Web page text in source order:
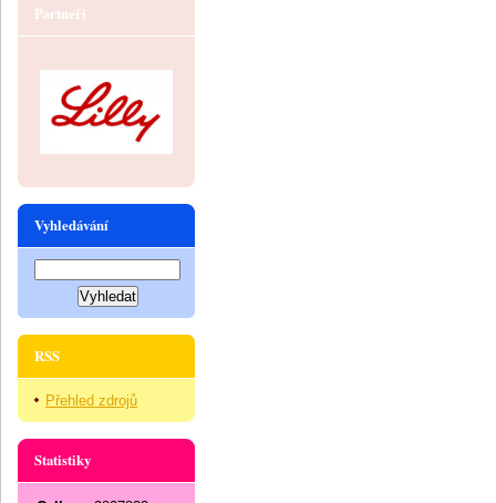
Partneři
Vyhledávání
RSS
Přehled zdrojů
Statistiky